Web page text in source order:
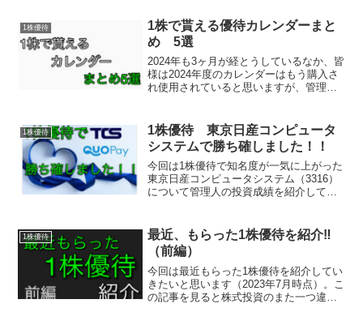
1株優待
1株で貰える優待カレンダーまと
め 5選
2024年も3ヶ月が経とうしているなか、皆
様は2024年度のカレンダーはもう購入さ
れ使用されていると思いますが、管理人
きたいと思います。その方法は今回紹介
する銘柄を1株保有するだけです。
1株優待
1株優待 東京日産コンピュータ
システムで勝ち確しました！！
今回は1株優待で知名度が一気に上がった
東京日産コンピュータシステム（3316）
について管理人の投資成績を紹介してい
1株優待
最近、もらった1株優待を紹介‼️
（前編）
今回は最近もらった1株優待を紹介してい
きたいと思います（2023年7月時点）。こ
の記事を見ると株式投資のまた一つ違っ